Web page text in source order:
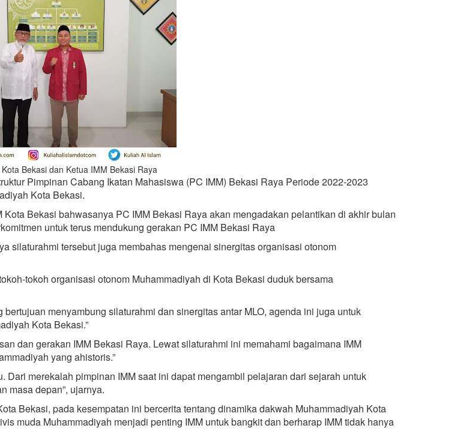
Bekasi dan Ketua IMM Bekasi Raya
Pimpinan Cabang Ikatan Mahasiswa (PC IMM) Bekasi Raya Periode 2022-2023
Kota Bekasi.
Bekasi bahwasanya PC IMM Bekasi Raya akan mengadakan pelantikan di akhir bulan
untuk terus mendukung gerakan PC IMM Bekasi Raya
silaturahmi tersebut juga membahas mengenai sinergitas organisasi otonom
tokoh organisasi otonom Muhammadiyah di Kota Bekasi duduk bersama
menyambung silaturahmi dan sinergitas antar MLO, agenda ini juga untuk
Kota Bekasi.”
dan gerakan IMM Bekasi Raya. Lewat silaturahmi ini memahami bagaimana IMM
yang ahistoris.”
merekalah pimpinan IMM saat ini dapat mengambil pelajaran dari sejarah untuk
masa depan”, ujarnya.
Bekasi, pada kesempatan ini bercerita tentang dinamika dakwah Muhammadiyah Kota
muda Muhammadiyah menjadi penting IMM untuk bangkit dan berharap IMM tidak hanya